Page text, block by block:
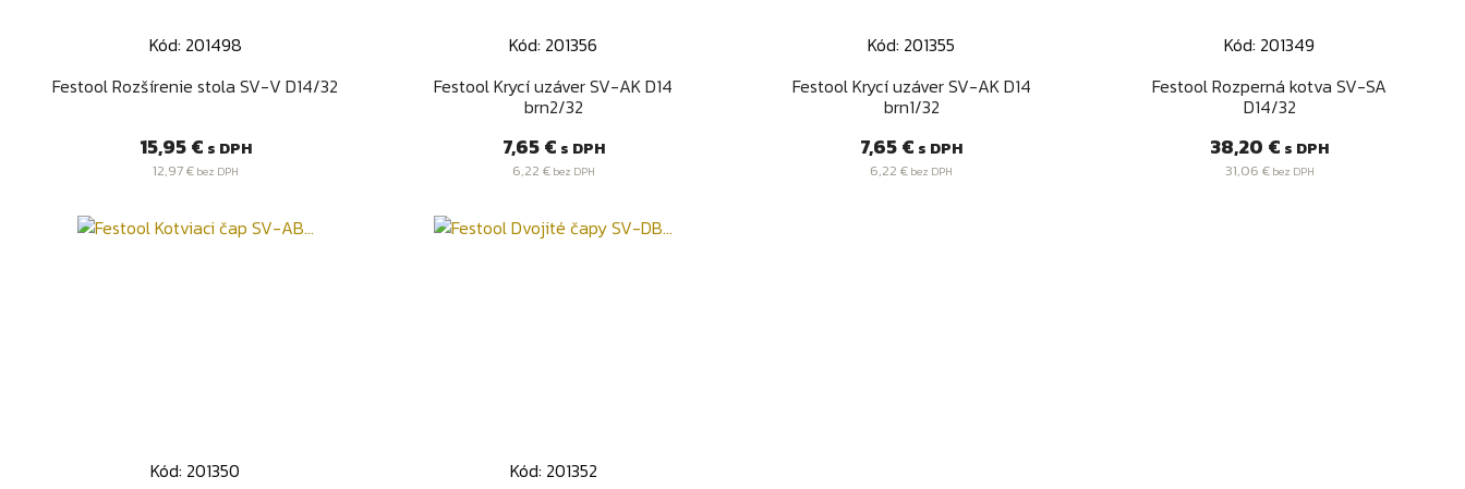
Kód: 201498
Festool Rozšírenie stola SV-V D14/32
Cena
15,95 € s DPH
12,97 €bez DPH
 Rýchly náhľad
Kód: 201356
Festool Krycí uzáver SV-AK D14
brn2/32
Cena
7,65 € s DPH
6,22 €bez DPH
 Rýchly náhľad
Kód: 201355
Festool Krycí uzáver SV-AK D14
brn1/32
Cena
7,65 € s DPH
6,22 € bez DPH
 Rýchly náhľad
Kód: 201349
Festool Rozperná kotva SV-SA
D14/32
Cena
38,20 € s DPH
31,06 €bez DPH
 Rýchly náhľad
Kód: 201350
Kód: 201352